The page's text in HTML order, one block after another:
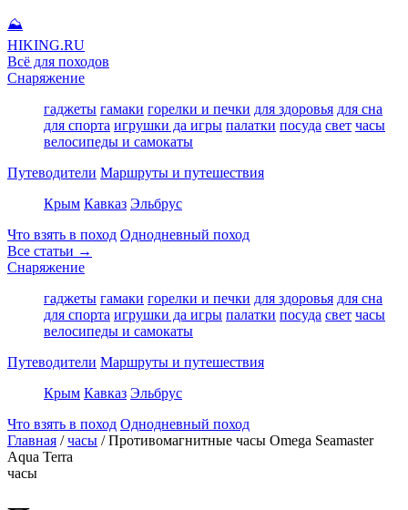
⛰
HIKING.RU
Всё для походов
Снаряжение
гаджеты гамаки горелки и печки для здоровья для сна
для спорта игрушки да игры палатки посуда свет часы
велосипеды и самокаты
Путеводители Маршруты и путешествия
Крым Кавказ Эльбрус
Что взять в поход Однодневный поход
Все статьи →
Снаряжение
гаджеты гамаки горелки и печки для здоровья для сна
для спорта игрушки да игры палатки посуда свет часы
велосипеды и самокаты
Путеводители Маршруты и путешествия
Крым Кавказ Эльбрус
Что взять в поход Однодневный поход
Главная / часы / Противомагнитные часы Omega Seamaster
Aqua Terra
часы